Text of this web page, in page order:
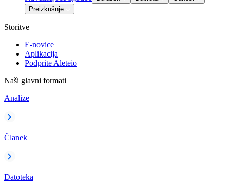
Preizkušnje
Storitve
E-novice
Aplikacija
Podprite Aleteio
Naši glavni formati
Analize
Članek
Datoteka